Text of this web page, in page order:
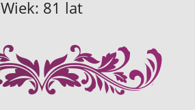
Wiek: 81 lat